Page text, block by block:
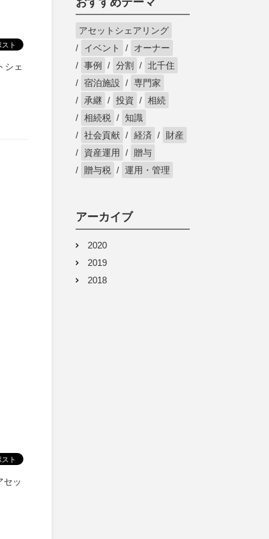
アセットシェアリング
イベント
オーナー
事例
分割
北千住
宿泊施設
専門家
承継
投資
相続
相続税
知識
社会貢献
経済
財産
資産運用
贈与
贈与税
運用・管理
アーカイブ
2020
2019
2018
シェ
ッ